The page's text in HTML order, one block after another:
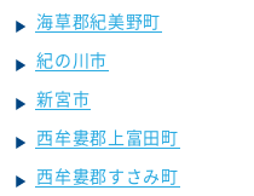
海草郡紀美野町
紀の川市
新宮市
西牟婁郡上富田町
西牟婁郡すさみ町